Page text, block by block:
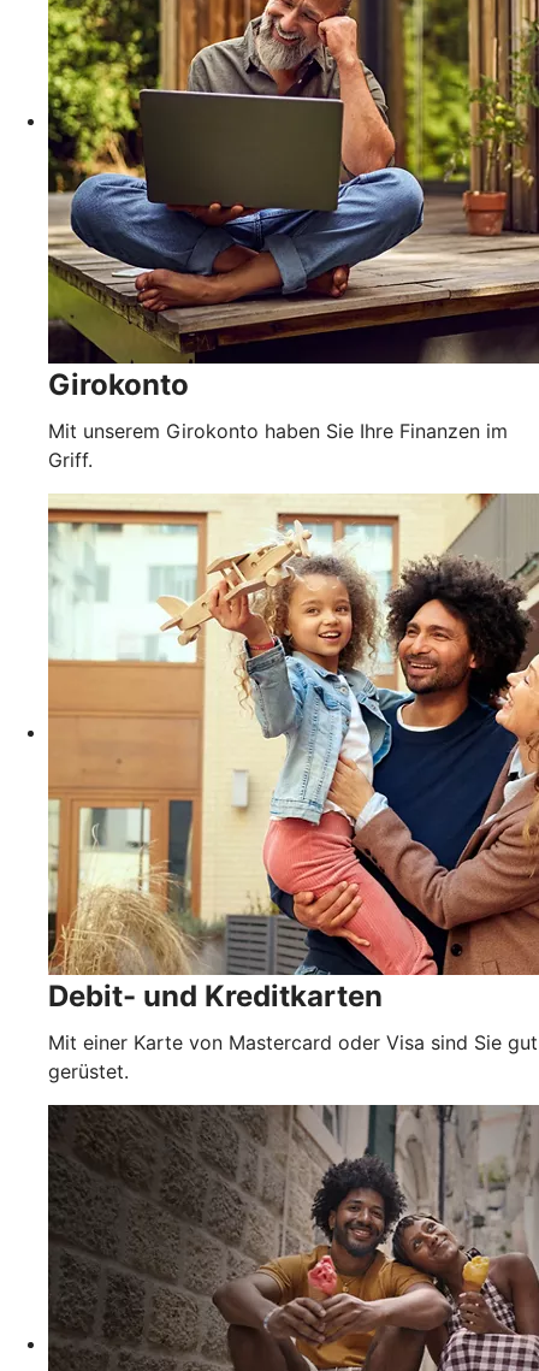
Girokonto
Mit unserem Girokonto haben Sie Ihre Finanzen im
Griff.
Debit- und Kreditkarten
Mit einer Karte von Mastercard oder Visa sind Sie gut
gerüstet.